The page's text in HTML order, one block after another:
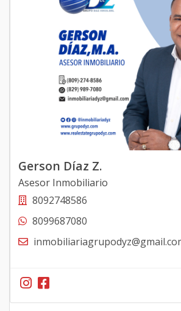
Gerson Díaz Z.
Asesor Inmobiliario
8092748586
8099687080